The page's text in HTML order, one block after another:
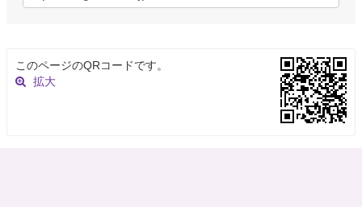
このページのQRコードです。
拡大